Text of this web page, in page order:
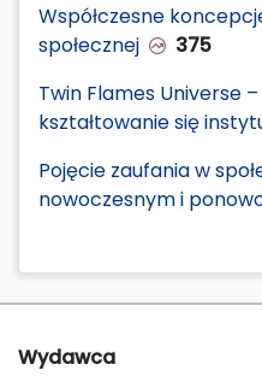
Współczesne
społecznej
375
Twin Flames Universe
kształtowanie się
Pojęcie zaufania w
nowoczesnym i
Wydawca